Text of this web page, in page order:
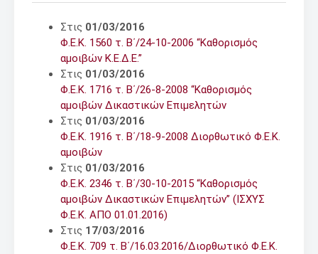
Στις 01/03/2016
Φ.Ε.Κ. 1560 τ. Β΄/24-10-2006 “Καθορισμός
αμοιβών Κ.Ε.Δ.Ε.”
Στις 01/03/2016
Φ.Ε.Κ. 1716 τ. Β΄/26-8-2008 “Καθορισμός
αμοιβών Δικαστικών Επιμελητών
Στις 01/03/2016
Φ.Ε.Κ. 1916 τ. Β΄/18-9-2008 Διορθωτικό Φ.Ε.Κ.
αμοιβών
Στις 01/03/2016
Φ.Ε.Κ. 2346 τ. Β΄/30-10-2015 “Καθορισμός
αμοιβών Δικαστικών Επιμελητών” (ΙΣΧΥΣ
Φ.Ε.Κ. ΑΠΟ 01.01.2016)
Στις 17/03/2016
Φ.Ε.Κ. 709 τ. Β΄/16.03.2016/Διορθωτικό Φ.Ε.Κ.